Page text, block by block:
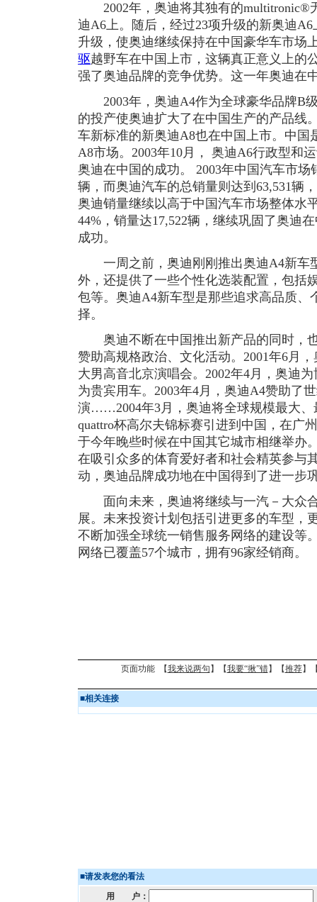
2002年，奥迪将其独有的multitronic®
迪A6上。随后，经过23项升级的新奥迪
升级，使奥迪继续保持在中国豪华车市场
驱越野车在中国上市，这辆真正意义上的
强了奥迪品牌的竞争优势。这一年奥迪在
2003年，奥迪A4作为全球豪华品牌B
的投产使奥迪扩大了在中国生产的产品线
车新标准的新奥迪A8也在中国上市。中国
A8市场。2003年10月， 奥迪A6行政型和
奥迪在中国的成功。 2003年中国汽车市场
辆，而奥迪汽车的总销量则达到63,531辆
奥迪销量继续以高于中国汽车市场整体水
44%，销量达17,522辆，继续巩固了奥迪
成功。
一周之前，奥迪刚刚推出奥迪A4新车
外，还提供了一些个性化选装配置，包括
包等。奥迪A4新车型是那些追求高品质、
择。
奥迪不断在中国推出新产品的同时，
赞助高规格政治、文化活动。2001年6月
大男高音北京演唱会。2002年4月，奥迪
为贵宾用车。2003年4月，奥迪A4赞助了
演……2004年3月，奥迪将全球规模最大、
quattro杯高尔夫锦标赛引进到中国，在广
于今年晚些时候在中国其它城市相继举办
在吸引众多的体育爱好者和社会精英参与
动，奥迪品牌成功地在中国得到了进一步
面向未来，奥迪将继续与一汽－大众
展。未来投资计划包括引进更多的车型，
不断加强全球统一销售服务网络的建设等
网络已覆盖57个城市，拥有96家经销商。
页面功能 【我来说两句 】【我要“揪”错】【推荐】
■相关连接
■请发表您的看法
用 户：